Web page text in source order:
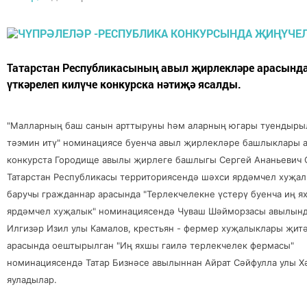
Татарстан Республикасының авыл җирлекләре
үткәрелеп килүче конкурска нәтиҗә ясалды.
"Малларның баш санын арттыруны һәм аларның югары
тәэмин итү" номинациясе буенча авыл җирлекләре башлыклары
конкурста Городище авылы җирлеге башлыгы Сергей Ананьевич
Татарстан Республикасы территориясендә шәхси ярдәмчел
баручы гражданнар арасында "Терлекчелекне үстерү буенча иң
ярдәмчел хуҗалык" номинациясендә Чуваш Шәйморзасы
Илгизәр Изил улы Камалов, крестьян - фермер хуҗалыклары
арасында оештырылган "Иң яхшы гаилә терлекчелек фермасы"
номинациясендә Татар Бизнәсе авылыннан Айрат Сәйфулла улы
яуладылар.